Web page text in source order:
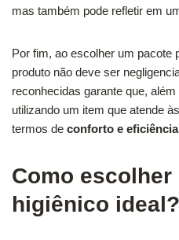
mas também pode refletir em
Por fim, ao escolher um pacote
produto não deve ser
reconhecidas garante que,
utilizando um item que atende
termos de conforto e eficiência
Como escolher
higiênico ideal?